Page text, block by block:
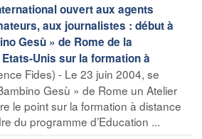
ouvert aux agents
aux journalistes : début à
Gesù » de Rome de la
Unis sur la formation à
Fides) - Le 23 juin 2004, se
Gesù » de Rome un Atelier
le point sur la formation à distance
du programme d’Education ...